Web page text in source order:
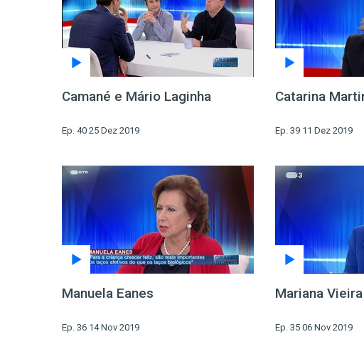
Camané e Mário Laginha
Ep. 40 25 Dez 2019
Catarina
Ep. 39 11 Dez 2019
Manuela Eanes
Ep. 36 14 Nov 2019
Mariana
Ep. 35 06 Nov 2019